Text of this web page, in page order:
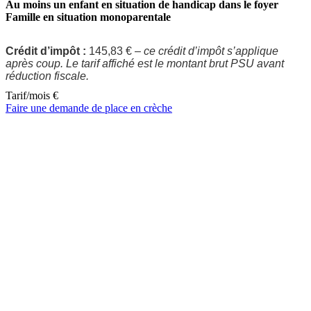
Au moins un enfant en situation de handicap dans le foyer
Famille en situation monoparentale
Crédit d’impôt : 145,83 € – ce crédit d’impôt s’applique
après coup. Le tarif affiché est le montant brut PSU avant
réduction fiscale.
Tarif/mois €
Faire une demande de place en crèche